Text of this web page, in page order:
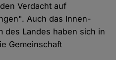
Verdacht auf
Auch das Innen-
des Landes haben sich in
Gemeinschaft